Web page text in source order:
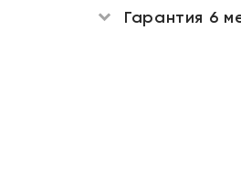
Гарантия 6